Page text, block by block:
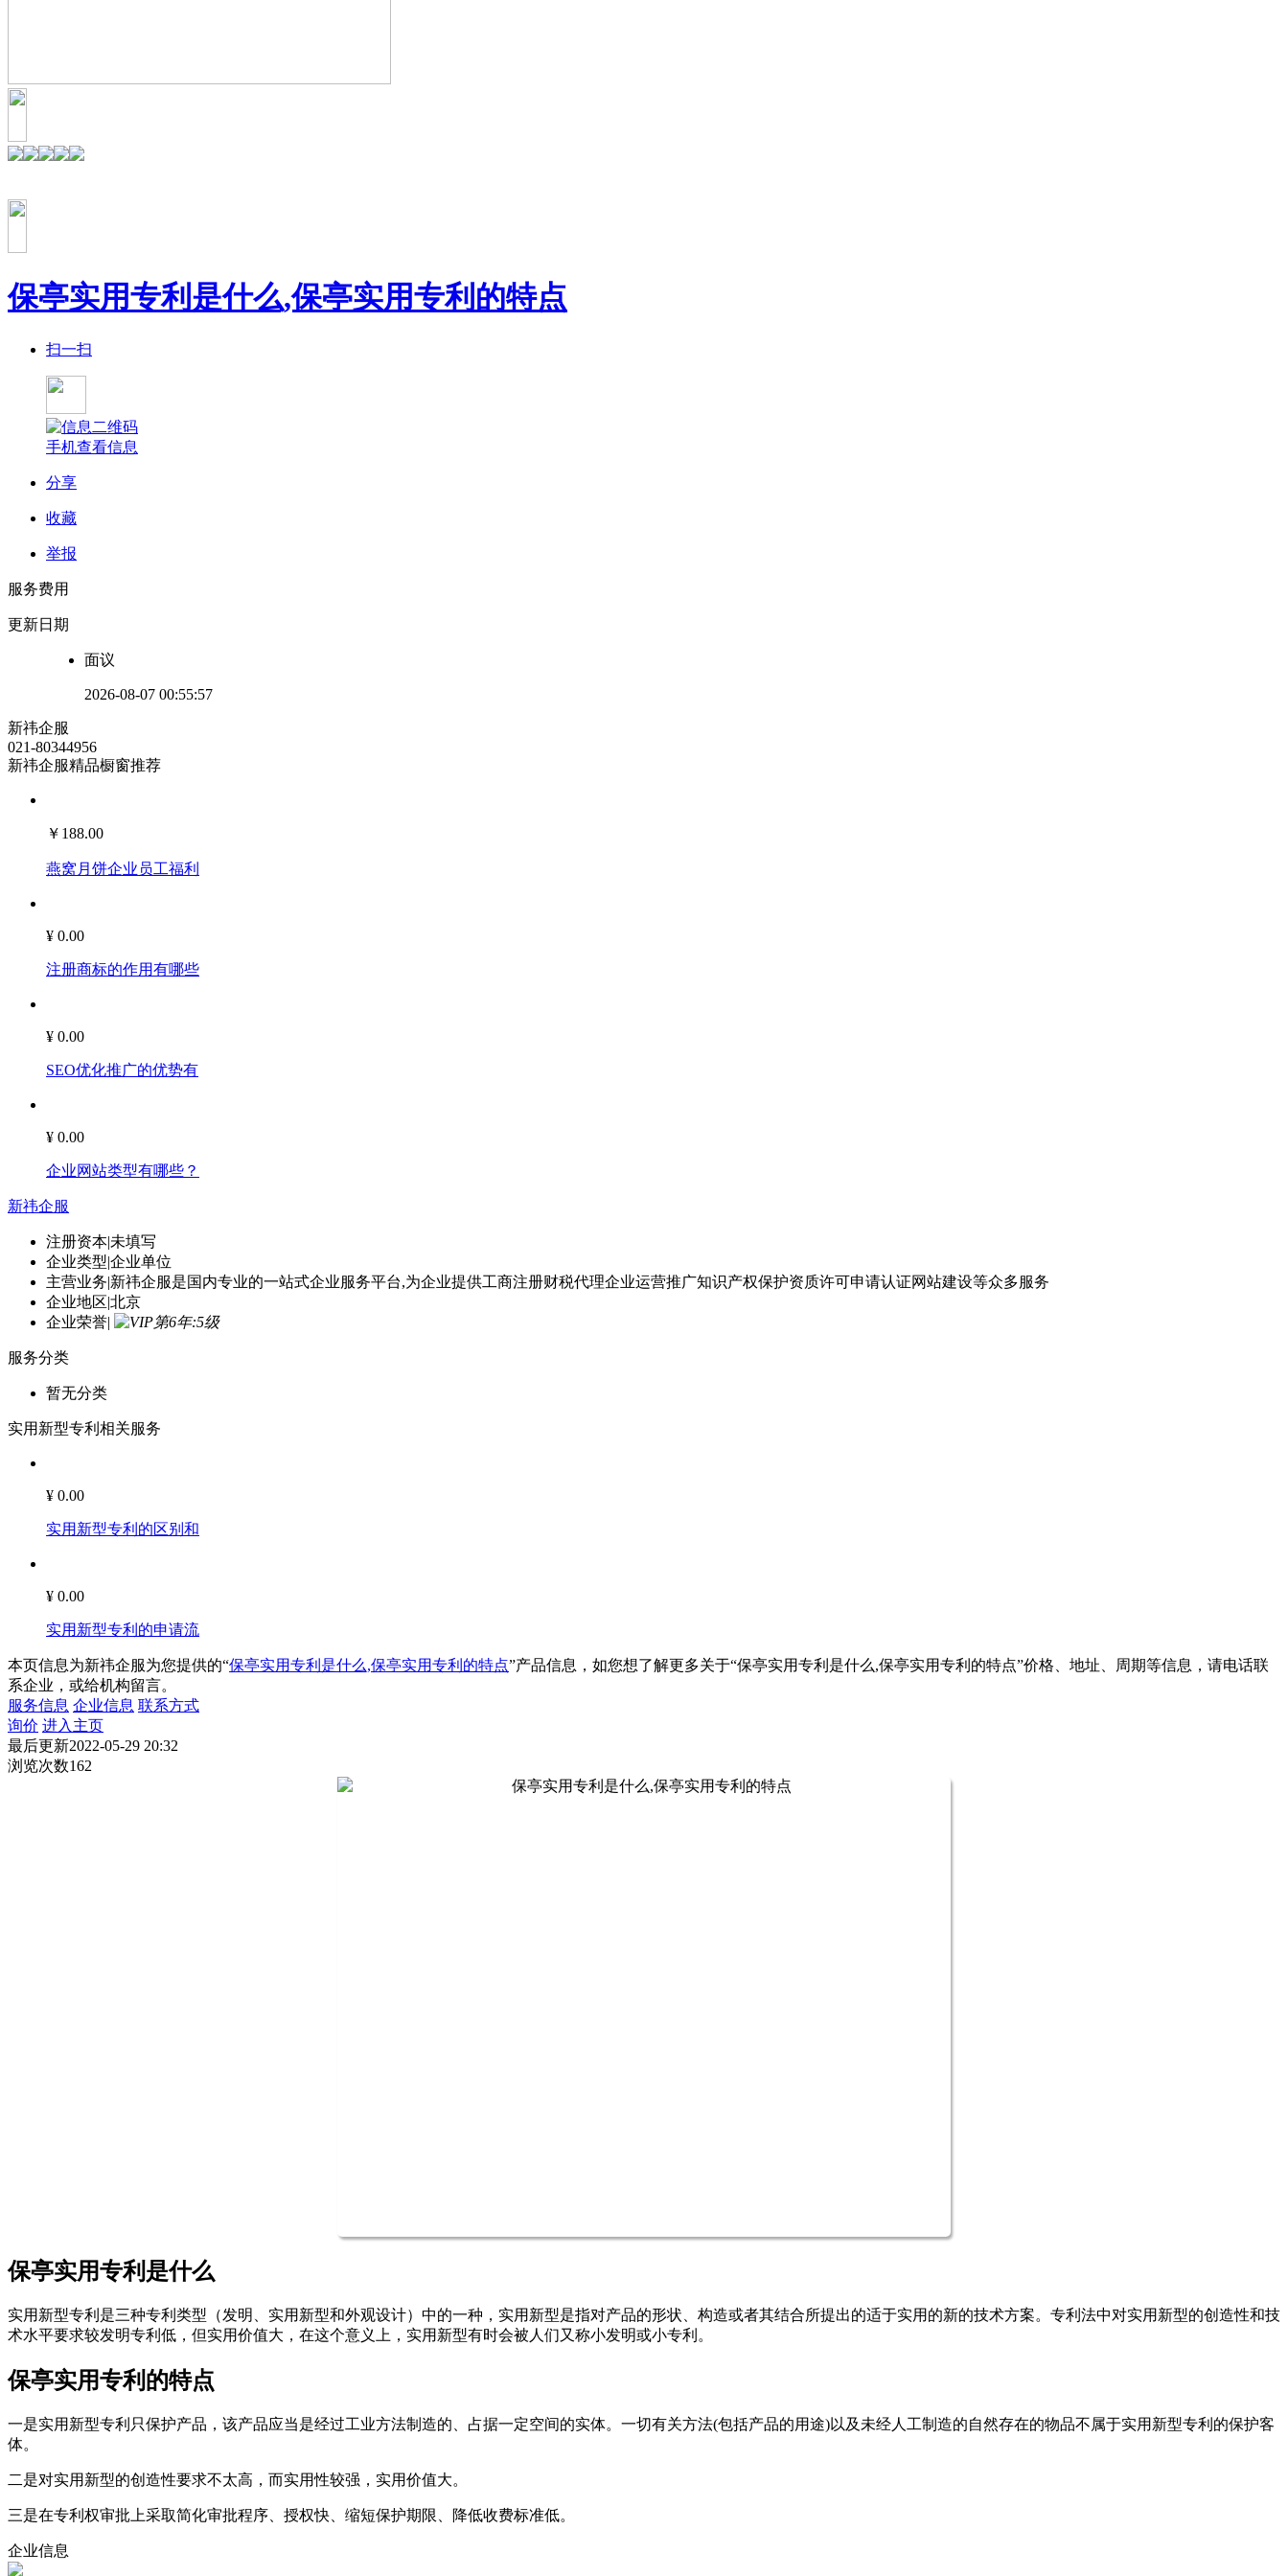
保亭实用专利是什么,保亭实用专利的特点
扫一扫
手机查看信息
分享
收藏
举报
服务费用
更新日期
面议
2026-08-07 00:55:57
新祎企服
021-80344956
新祎企服精品橱窗推荐
￥ 188.00
燕窝月饼企业员工福利
¥ 0.00
注册商标的作用有哪些
¥ 0.00
SEO优化推广的优势有
¥ 0.00
企业网站类型有哪些？
新祎企服
注册资本|未填写
企业类型|企业单位
主营业务|新祎企服是国内专业的一站式企业服务平台,为企业提供工商注册财税代理企业运营推广知识产权保护资质许可申请认证网站建设等众多服务
企业地区|北京
企业荣誉|
服务分类
暂无分类
实用新型专利相关服务
¥ 0.00
实用新型专利的区别和
¥ 0.00
实用新型专利的申请流
本页信息为新祎企服为您提供的“保亭实用专利是什么,保亭实用专利的特点”产品信息，如您想了解更多关于“保亭实用专利是什么,保亭实用专利的特点”价格、地址、周期等信息，请电话联
系企业，或给机构留言。
服务信息 企业信息 联系方式
询价 进入主页
最后更新2022-05-29 20:32
浏览次数162
保亭实用专利是什么
实用新型专利是三种专利类型（发明、实用新型和外观设计）中的一种，实用新型是指对产品的形状、构造或者其结合所提出的适于实用的新的技术方案。专利法中对实用新型的创造性和技
术水平要求较发明专利低，但实用价值大，在这个意义上，实用新型有时会被人们又称小发明或小专利。
保亭实用专利的特点
一是实用新型专利只保护产品，该产品应当是经过工业方法制造的、占据一定空间的实体。一切有关方法(包括产品的用途)以及未经人工制造的自然存在的物品不属于实用新型专利的保护客
体。
二是对实用新型的创造性要求不太高，而实用性较强，实用价值大。
三是在专利权审批上采取简化审批程序、授权快、缩短保护期限、降低收费标准低。
企业信息